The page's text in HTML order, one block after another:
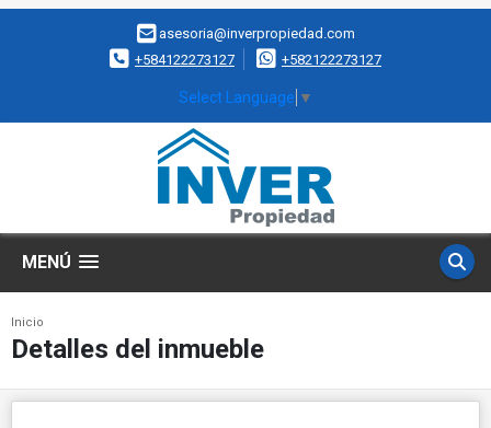
asesoria@inverpropiedad.com
+584122273127
+582122273127
Select Language ▼
MENÚ
Inicio
Detalles del inmueble